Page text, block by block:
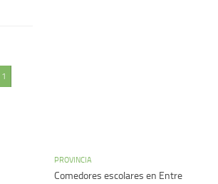
1
PROVINCIA
Comedores escolares en Entre